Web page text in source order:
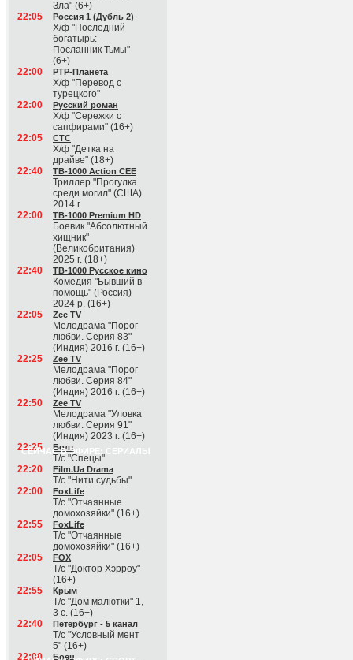
Зла" (6+)
22:05
Россия 1 (Дубль 2)
Х/ф "Последний
богатырь:
Посланник Тьмы"
(6+)
22:00
РТР-Планета
Х/ф "Перевод с
турецкого"
22:00
Русский роман
Х/ф "Сережки с
сапфирами" (16+)
22:05
СТС
Х/ф "Детка на
драйве" (18+)
22:40
ТВ-1000 Action CEE
Триллер "Прогулка
среди могил" (США)
2014 г.
22:00
ТВ-1000 Premium HD
Боевик "Абсолютный
хищник"
(Великобритания)
2025 г. (18+)
22:40
ТВ-1000 Русское кино
Комедия "Бывший в
помощь" (Россия)
2024 р. (16+)
22:05
Zee TV
Мелодрама "Порог
любви. Серия 83"
(Индия) 2016 г. (16+)
22:25
Zee TV
Мелодрама "Порог
любви. Серия 84"
(Индия) 2016 г. (16+)
22:50
Zee TV
Мелодрама "Уловка
любви. Серия 91"
(Индия) 2023 г. (16+)
СЕЙЧАС В ЭФИРЕ: СЕРИАЛЫ
22:25 Болт
Т/с "Спецы"
22:20
Film.Ua Drama
Т/с "Нити судьбы"
22:00
FoxLife
Т/с "Отчаянные
домохозяйки" (16+)
22:55
FoxLife
Т/с "Отчаянные
домохозяйки" (16+)
22:05
FOX
Т/с "Доктор Хэрроу"
(16+)
22:55
Крым
Т/с "Дом малютки" 1,
3 с. (16+)
22:40
Петербург - 5 канал
Т/с "Условный мент
5" (16+)
22:00 Боец